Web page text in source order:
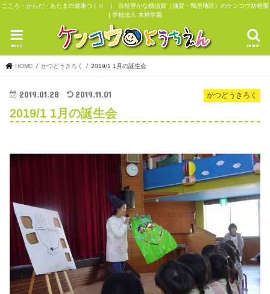
こころ・からだ・あたまの健康づくり | 自然豊かな横須賀（浦賀・鴨居地区）のケンコウ幼稚園
| 学校法人 木村学園
search
menu
HOME かつどうきろく 2019/1 1月の誕生会
かつどうきろく
2019.01.28 2019.11.01
2019/1 1月の誕生会